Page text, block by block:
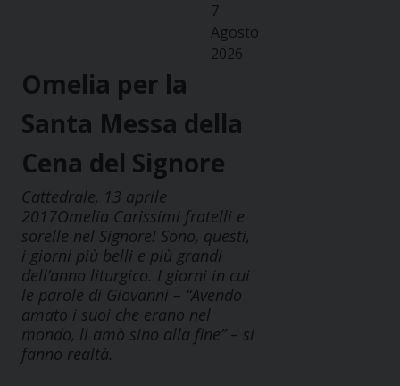
7
Agosto
2026
Omelia per la
Santa Messa della
Cena del Signore
Cattedrale, 13 aprile
2017Omelia Carissimi fratelli e
sorelle nel Signore! Sono, questi,
i giorni più belli e più grandi
dell’anno liturgico. I giorni in cui
le parole di Giovanni – “Avendo
amato i suoi che erano nel
mondo, li amò sino alla fine” – si
fanno realtà.